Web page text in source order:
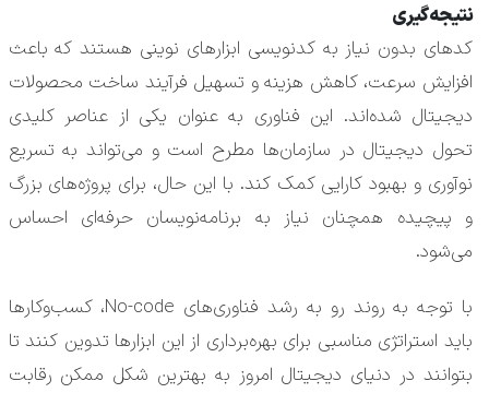
نتیجه‌گیری
کدهای بدون نیاز به کدنویسی ابزارهای نوینی هستند که باعث
افزایش سرعت، کاهش هزینه و تسهیل فرآیند ساخت محصولات
دیجیتال شده‌اند. این فناوری به عنوان یکی از عناصر کلیدی
تحول دیجیتال در سازمان‌ها مطرح است و می‌تواند به تسریع
نوآوری و بهبود کارایی کمک کند. با این حال، برای پروژه‌های بزرگ
و پیچیده همچنان نیاز به برنامه‌نویسان حرفه‌ای احساس
می‌شود.
با توجه به روند رو به رشد فناوری‌های No-code، کسب‌وکارها
باید استراتژی مناسبی برای بهره‌برداری از این ابزارها تدوین کنند تا
بتوانند در دنیای دیجیتال امروز به بهترین شکل ممکن رقابت